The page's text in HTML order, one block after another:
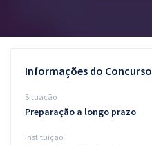
Questões grátis
Conteúdo gratuito
Blog
Aprovados
Informações do Concurso
Situação
Preparação a longo prazo
Instituição